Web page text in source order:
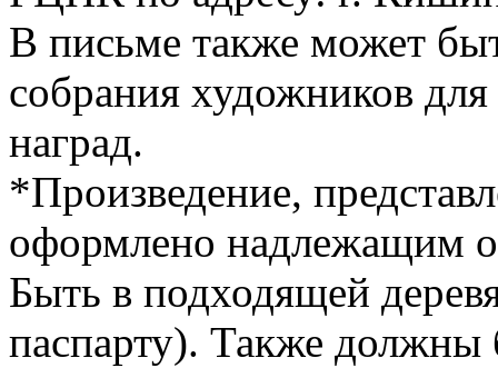
В письме также может
собрания художников
наград.
*Произведение,
оформлено надлежащим
Быть в подходящей
паспарту). Также должны